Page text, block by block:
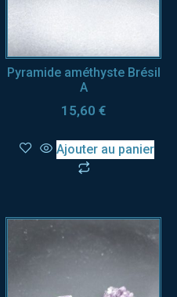
Pyramide améthyste Brésil
A
15,60 €
Ajouter au panier